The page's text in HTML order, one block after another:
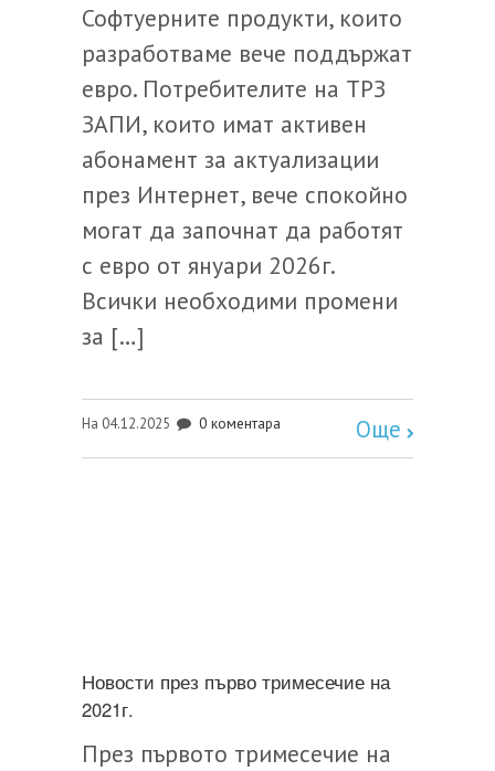
Софтуерните продукти, които
разработваме вече поддържат
евро. Потребителите на ТРЗ
ЗАПИ, които имат активен
абонамент за актуализации
през Интернет, вече спокойно
могат да започнат да работят
с евро от януари 2026г.
Всички необходими промени
за […]
На 04.12.2025 0 коментара Още
Новости през първо тримесечие на
2021г.
През първото тримесечие на